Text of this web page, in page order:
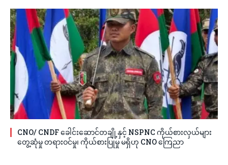
CNO/ CNDF ခေါင်းဆောင်တချို့နှင့် NSPNC ကိုယ်စားလှယ်များ
တွေ့ဆုံမှု တရားဝင်မှု၊ ကိုယ်စားပြုမှု မရှိဟု CNO ကြေညာ